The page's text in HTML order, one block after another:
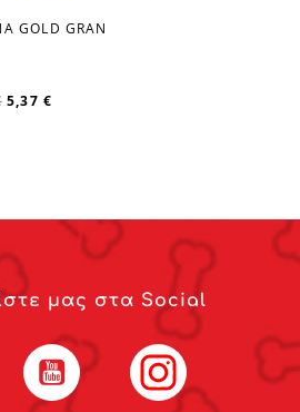
favorite_borderGOLD GRAN
5,37 €
μας στα Social
YouTube Instagram